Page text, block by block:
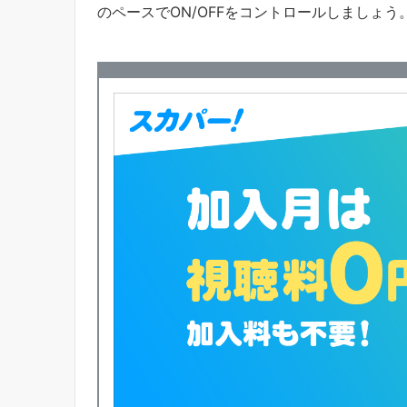
のペースでON/OFFをコントロールしましょう